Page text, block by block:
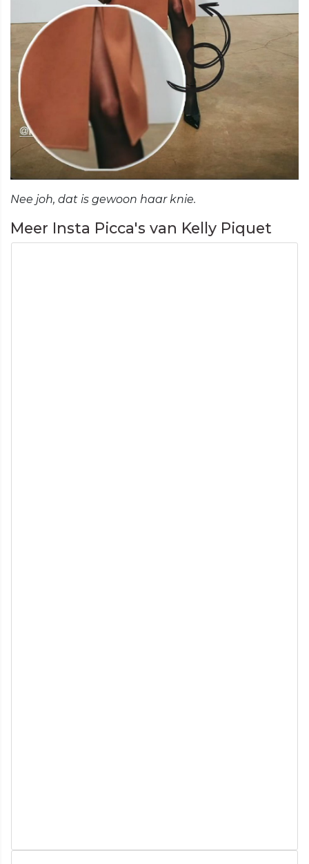
Nee joh, dat is gewoon haar knie.
Meer Insta Picca's van Kelly Piquet